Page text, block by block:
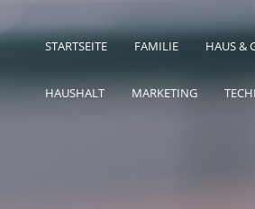
STARTSEITE FAMILIE HAUS &
HAUSHALT MARKETING